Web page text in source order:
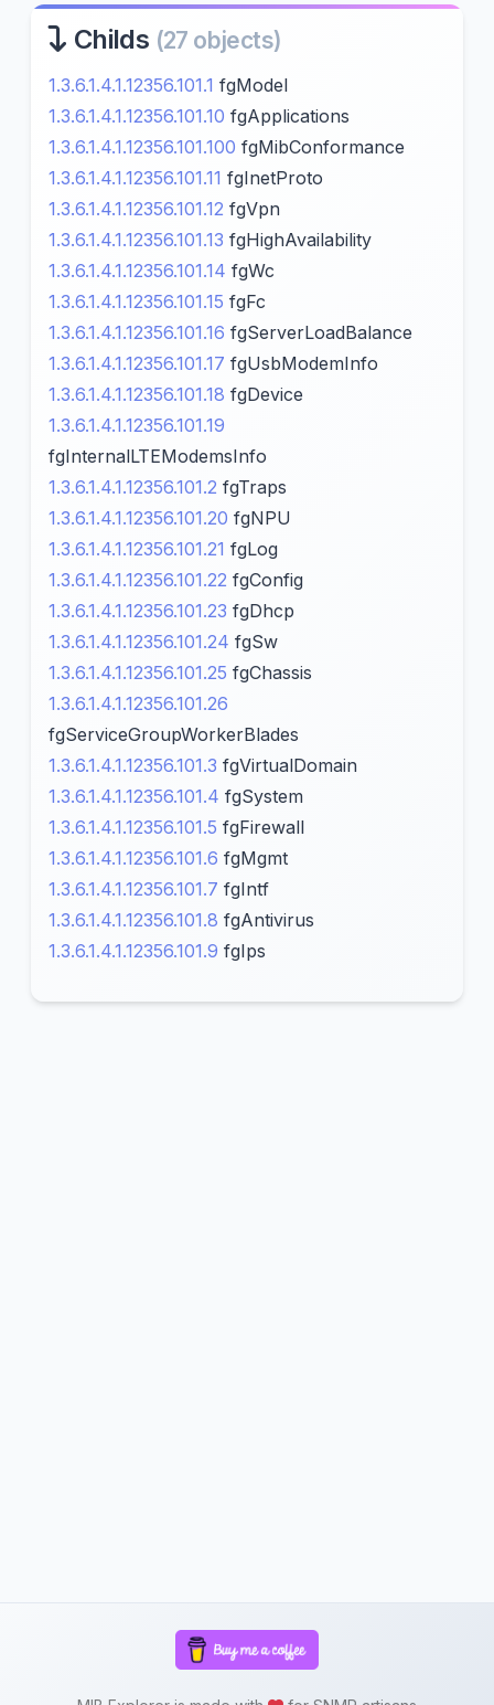
Childs (27 objects)
1.3.6.1.4.1.12356.101.1 fgModel
1.3.6.1.4.1.12356.101.10 fgApplications
1.3.6.1.4.1.12356.101.100 fgMibConformance
1.3.6.1.4.1.12356.101.11 fgInetProto
1.3.6.1.4.1.12356.101.12 fgVpn
1.3.6.1.4.1.12356.101.13 fgHighAvailability
1.3.6.1.4.1.12356.101.14 fgWc
1.3.6.1.4.1.12356.101.15 fgFc
1.3.6.1.4.1.12356.101.16 fgServerLoadBalance
1.3.6.1.4.1.12356.101.17 fgUsbModemInfo
1.3.6.1.4.1.12356.101.18 fgDevice
1.3.6.1.4.1.12356.101.19
fgInternalLTEModemsInfo
1.3.6.1.4.1.12356.101.2 fgTraps
1.3.6.1.4.1.12356.101.20 fgNPU
1.3.6.1.4.1.12356.101.21 fgLog
1.3.6.1.4.1.12356.101.22 fgConfig
1.3.6.1.4.1.12356.101.23 fgDhcp
1.3.6.1.4.1.12356.101.24 fgSw
1.3.6.1.4.1.12356.101.25 fgChassis
1.3.6.1.4.1.12356.101.26
fgServiceGroupWorkerBlades
1.3.6.1.4.1.12356.101.3 fgVirtualDomain
1.3.6.1.4.1.12356.101.4 fgSystem
1.3.6.1.4.1.12356.101.5 fgFirewall
1.3.6.1.4.1.12356.101.6 fgMgmt
1.3.6.1.4.1.12356.101.7 fgIntf
1.3.6.1.4.1.12356.101.8 fgAntivirus
1.3.6.1.4.1.12356.101.9 fgIps